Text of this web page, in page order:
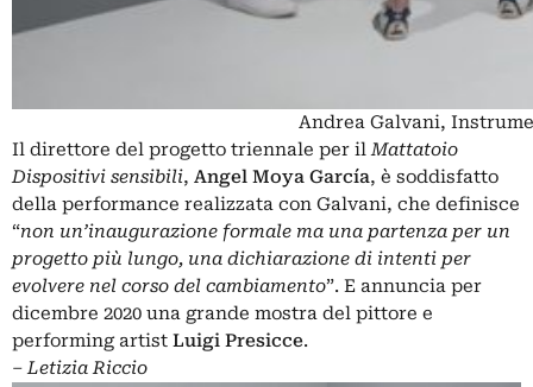
Andrea Galvani,
Il direttore del progetto triennale per ilMattatoio
Dispositivi sensibili, Angel Moya García, è soddisfatto
della performance realizzata con Galvani, che definisce
“non un’inaugurazione formale ma una partenza per un
progetto più lungo, una dichiarazione di intenti per
evolvere nel corso del cambiamento”. E annuncia per
dicembre 2020 una grande mostra del pittore e
performing artist Luigi Presicce.
– Letizia Riccio